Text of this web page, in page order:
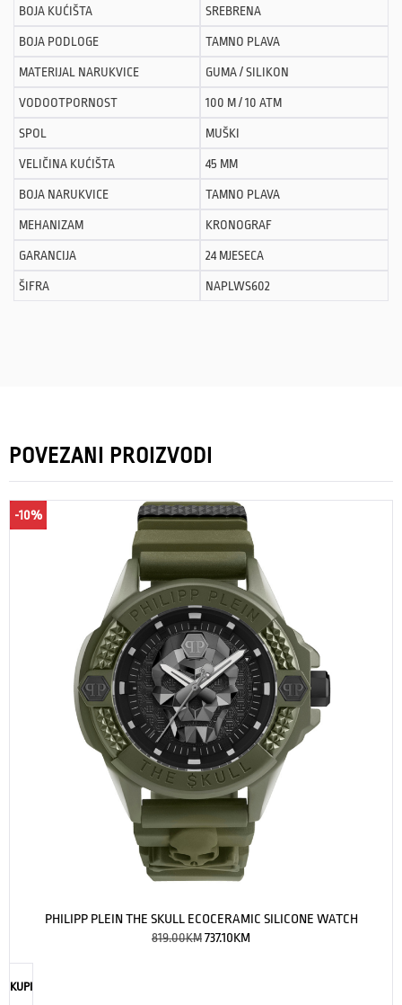
BOJA KUĆIŠTA SREBRENA
BOJA PODLOGE TAMNO PLAVA
MATERIJAL NARUKVICE GUMA / SILIKON
VODOOTPORNOST 100 M / 10 ATM
SPOL MUŠKI
VELIČINA KUĆIŠTA 45 MM
BOJA NARUKVICE TAMNO PLAVA
MEHANIZAM KRONOGRAF
GARANCIJA 24 MJESECA
ŠIFRA NAPLWS602
POVEZANI PROIZVODI
-10%
PHILIPP PLEIN THE SKULL ECOCERAMIC SILICONE WATCH
819.00KM737.10KM
KUPI